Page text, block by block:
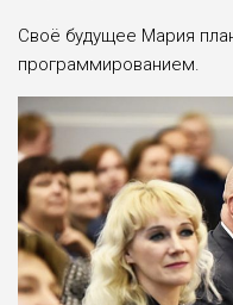
Своё будущее Мария
программированием.